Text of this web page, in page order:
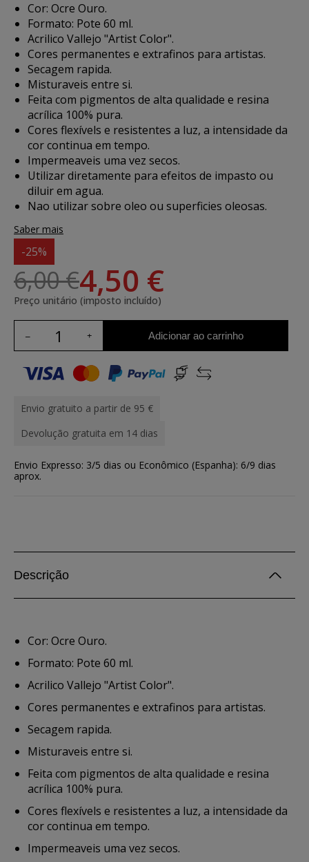
Cor: Ocre Ouro.
Formato: Pote 60 ml.
Acrilico Vallejo "Artist Color".
Cores permanentes e extrafinos para artistas.
Secagem rapida.
Misturaveis entre si.
Feita com pigmentos de alta qualidade e resina
acrílica 100% pura.
Cores flexívels e resistentes a luz, a intensidade da
cor continua em tempo.
Impermeaveis uma vez secos.
Utilizar diretamente para efeitos de impasto ou
diluir em agua.
Nao utilizar sobre oleo ou superficies oleosas.
Saber mais
-25%
6,00 €4,50 €
Preço unitário (imposto incluído)
Adicionar ao carrinho
Envio gratuito a partir de 95 €
Devolução gratuita em 14 dias
Envio Expresso: 3/5 dias ou Econômico (Espanha): 6/9 dias
aprox.
Descrição
Cor: Ocre Ouro.
Formato: Pote 60 ml.
Acrilico Vallejo "Artist Color".
Cores permanentes e extrafinos para artistas.
Secagem rapida.
Misturaveis entre si.
Feita com pigmentos de alta qualidade e resina
acrílica 100% pura.
Cores flexívels e resistentes a luz, a intensidade da
cor continua em tempo.
Impermeaveis uma vez secos.